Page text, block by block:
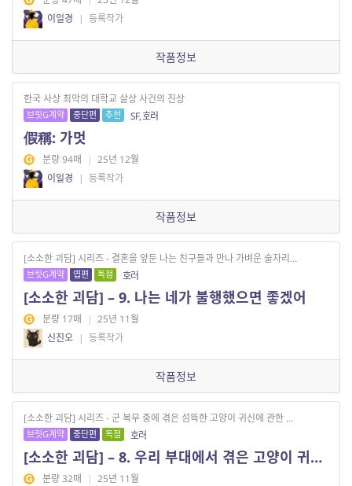
이일경
| 등록작가
작품정보
한국 사상 최악의 대학교 살상 사건의 진상
브릿G계약 중단편 추천 SF, 호러
假稱: 가멋
분량 94매 | 25년 12월
이일경
| 등록작가
작품정보
[소소한 괴담] 시리즈 - 결혼을 앞둔 나는 친구들과 만나 가벼운 술자리...
브릿G계약 엽편 독점 호러
[소소한 괴담] – 9. 나는 네가 불행했으면 좋겠어
분량 17매 | 25년 11월
신진오 | 등록작가
작품정보
[소소한 괴담] 시리즈 - 군 복무 중에 겪은 섬뜩한 고양이 귀신에 관한 ...
브릿G계약 중단편 독점 호러
[소소한 괴담] – 8. 우리 부대에서 겪은 고양이 귀신 썰
분량 32매 | 25년 11월